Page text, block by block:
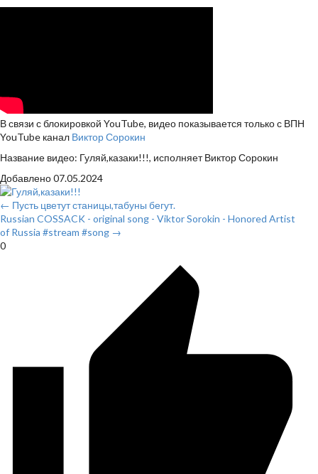
В связи с блокировкой YouTube, видео показывается только с ВПН
YouTube канал Виктор Сорокин
Название видео: Гуляй,казаки!!!, исполняет Виктор Сорокин
Добавлено07.05.2024
← Пусть цветут станицы,табуны бегут.
Russian COSSACK - original song - Viktor Sorokin - Honored Artist
of Russia #stream #song →
0